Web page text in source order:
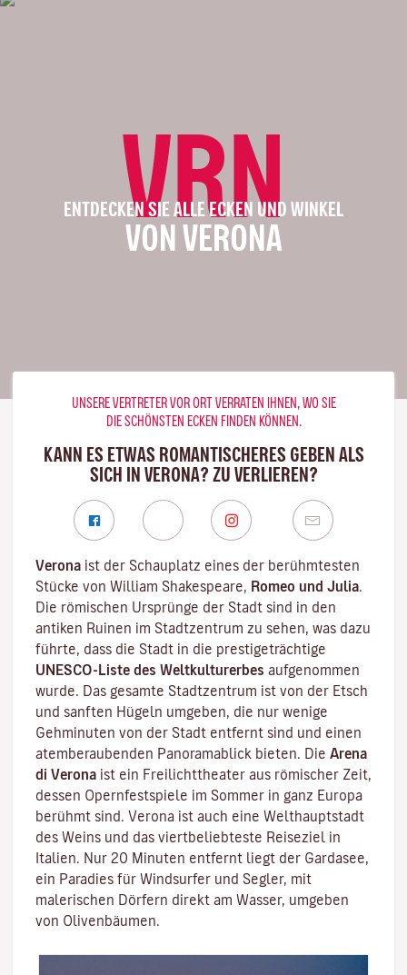
VRN
ENTDECKEN SIE ALLE ECKEN UND WINKEL
VON VERONA
UNSERE VERTRETER VOR ORT VERRATEN IHNEN, WO SIE
DIE SCHÖNSTEN ECKEN FINDEN KÖNNEN.
KANN ES ETWAS ROMANTISCHERES GEBEN ALS
SICH IN VERONA? ZU VERLIEREN?
Verona ist der Schauplatz eines der berühmtesten
Stücke von William Shakespeare, Romeo und Julia.
Die römischen Ursprünge der Stadt sind in den
antiken Ruinen im Stadtzentrum zu sehen, was dazu
führte, dass die Stadt in die prestigeträchtige
UNESCO-Liste des Weltkulturerbes aufgenommen
wurde. Das gesamte Stadtzentrum ist von der Etsch
und sanften Hügeln umgeben, die nur wenige
Gehminuten von der Stadt entfernt sind und einen
atemberaubenden Panoramablick bieten. Die Arena
di Verona ist ein Freilichttheater aus römischer Zeit,
dessen Opernfestspiele im Sommer in ganz Europa
berühmt sind. Verona ist auch eine Welthauptstadt
des Weins und das viertbeliebteste Reiseziel in
Italien. Nur 20 Minuten entfernt liegt der Gardasee,
ein Paradies für Windsurfer und Segler, mit
malerischen Dörfern direkt am Wasser, umgeben
von Olivenbäumen.